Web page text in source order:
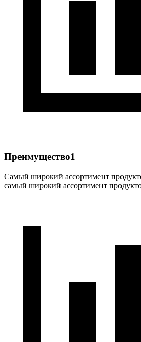
Преимущество1
Самый широкий ассортимент
самый широкий ассортимент